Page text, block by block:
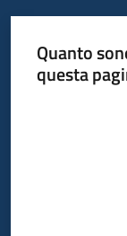
Seguici
Quanto
questa